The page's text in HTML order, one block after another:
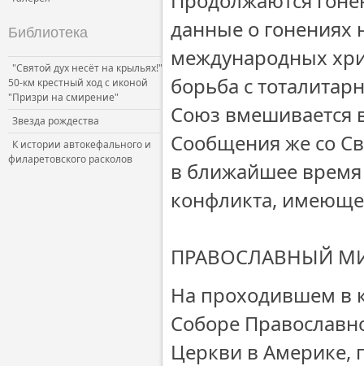
Библиотека
"Святой дух несёт на крыльях!"
50-км крестный ход с иконой
"Призри на смирение"
Звезда рождества
К истории автокефального и
филаретовского расколов
данные о гонениях
международных
борьба с
Союз вмешивается
Сообщения же со
в ближайшее время
конфликта,
ПРАВОСЛАВНЫЙ
На проходившем в
Соборе
Церкви в Америке,